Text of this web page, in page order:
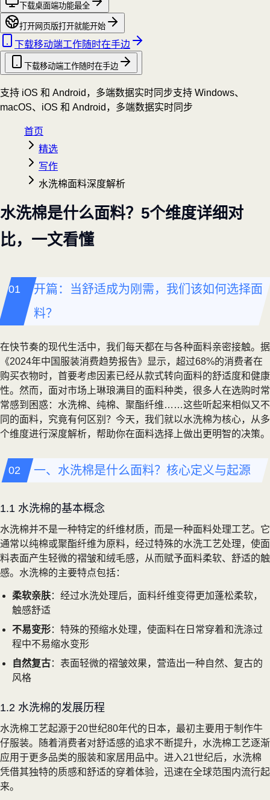
下载桌面端功能最全
打开网页版打开就能开始
下载移动端工作随时在手边
下载移动端工作随时在手边
支持 iOS 和 Android，多端数据实时同步支持 Windows、
macOS、iOS 和 Android，多端数据实时同步
首页
精选
写作
水洗棉面料深度解析
水洗棉是什么面料？5个维度详细对
比，一文看懂
开篇：当舒适成为刚需，我们该如何选择面
料？
在快节奏的现代生活中，我们每天都在与各种面料亲密接触。据
《2024年中国服装消费趋势报告》显示，超过68%的消费者在
购买衣物时，首要考虑因素已经从款式转向面料的舒适度和健康
性。然而，面对市场上琳琅满目的面料种类，很多人在选购时常
常感到困惑：水洗棉、纯棉、聚酯纤维……这些听起来相似又不
同的面料，究竟有何区别？今天，我们就以水洗棉为核心，从多
个维度进行深度解析，帮助你在面料选择上做出更明智的决策。
一、水洗棉是什么面料？核心定义与起源
1.1 水洗棉的基本概念
水洗棉并不是一种特定的纤维材质，而是一种面料处理工艺。它
通常以纯棉或聚酯纤维为原料，经过特殊的水洗工艺处理，使面
料表面产生轻微的褶皱和绒毛感，从而赋予面料柔软、舒适的触
感。水洗棉的主要特点包括：
柔软亲肤：经过水洗处理后，面料纤维变得更加蓬松柔软，
触感舒适
不易变形：特殊的预缩水处理，使面料在日常穿着和洗涤过
程中不易缩水变形
自然复古：表面轻微的褶皱效果，营造出一种自然、复古的
风格
1.2 水洗棉的发展历程
水洗棉工艺起源于20世纪80年代的日本，最初主要用于制作牛
仔服装。随着消费者对舒适感的追求不断提升，水洗棉工艺逐渐
应用于更多品类的服装和家居用品中。进入21世纪后，水洗棉
凭借其独特的质感和舒适的穿着体验，迅速在全球范围内流行起
来。